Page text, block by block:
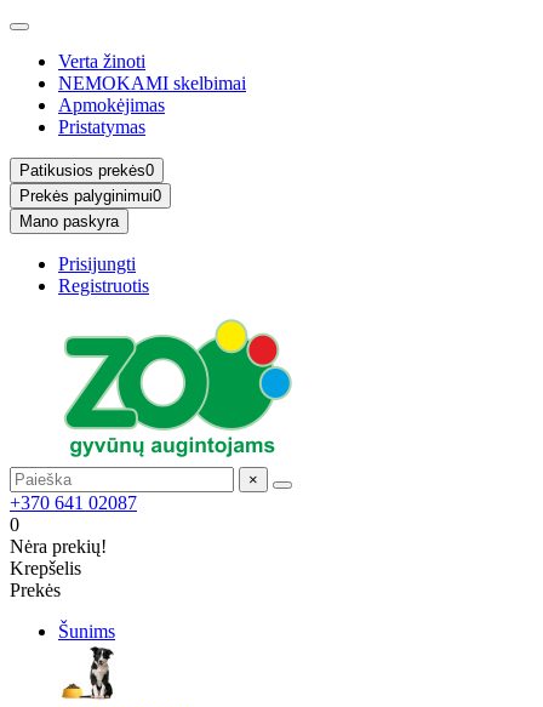
Verta žinoti
NEMOKAMI skelbimai
Apmokėjimas
Pristatymas
Patikusios prekės0
Prekės palyginimui0
Mano paskyra
Prisijungti
Registruotis
×
+370 641 02087
0
Nėra prekių!
Krepšelis
Prekės
Šunims